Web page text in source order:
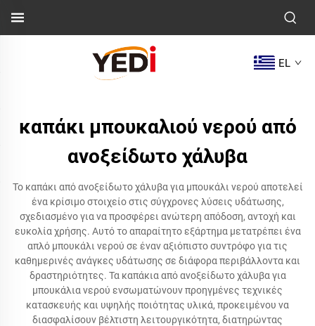
EL
καπάκι μπουκαλιού νερού από
ανοξείδωτο χάλυβα
Το καπάκι από ανοξείδωτο χάλυβα για μπουκάλι νερού αποτελεί
ένα κρίσιμο στοιχείο στις σύγχρονες λύσεις υδάτωσης,
σχεδιασμένο για να προσφέρει ανώτερη απόδοση, αντοχή και
ευκολία χρήσης. Αυτό το απαραίτητο εξάρτημα μετατρέπει ένα
απλό μπουκάλι νερού σε έναν αξιόπιστο συντρόφο για τις
καθημερινές ανάγκες υδάτωσης σε διάφορα περιβάλλοντα και
δραστηριότητες. Τα καπάκια από ανοξείδωτο χάλυβα για
μπουκάλια νερού ενσωματώνουν προηγμένες τεχνικές
κατασκευής και υψηλής ποιότητας υλικά, προκειμένου να
διασφαλίσουν βέλτιστη λειτουργικότητα, διατηρώντας